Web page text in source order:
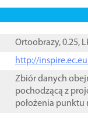
Ortoobrazy, 0.25,
http://
Zbiór danych
pochodzącą z
położenia punktu